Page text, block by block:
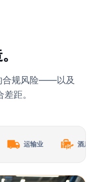
合规风险——以及
距。
运输业 酒店业